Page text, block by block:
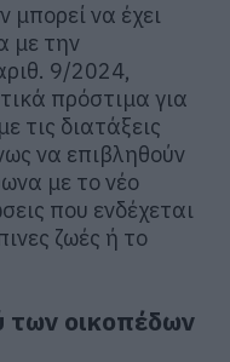
να έχει
με την
9/2024,
πρόστιμα για
τις διατάξεις
να επιβληθούν
με το νέο
που ενδέχεται
ζωές ή το
οικοπέδων